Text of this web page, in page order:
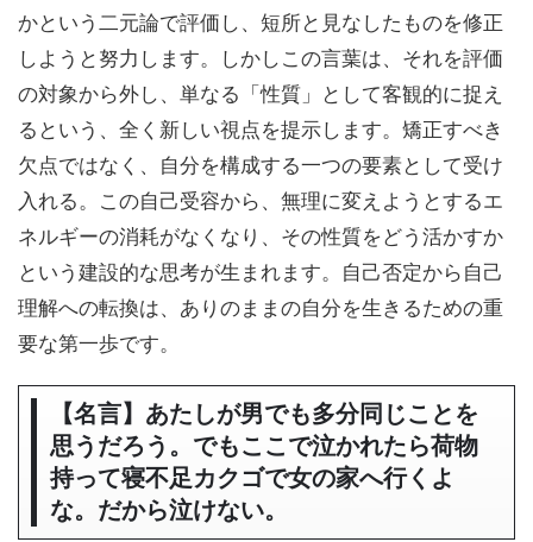
かという二元論で評価し、短所と見なしたものを修正
しようと努力します。しかしこの言葉は、それを評価
の対象から外し、単なる「性質」として客観的に捉え
るという、全く新しい視点を提示します。矯正すべき
欠点ではなく、自分を構成する一つの要素として受け
入れる。この自己受容から、無理に変えようとするエ
ネルギーの消耗がなくなり、その性質をどう活かすか
という建設的な思考が生まれます。自己否定から自己
理解への転換は、ありのままの自分を生きるための重
要な第一歩です。
【名言】あたしが男でも多分同じことを
思うだろう。でもここで泣かれたら荷物
持って寝不足カクゴで女の家へ行くよ
な。だから泣けない。